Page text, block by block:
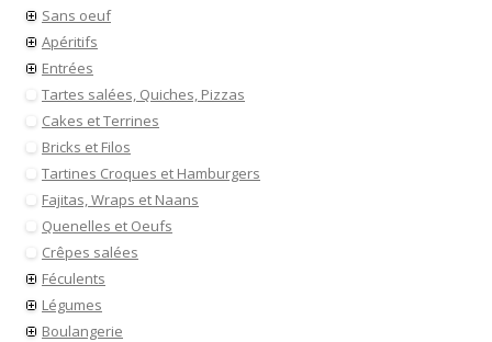
Sans oeuf
Apéritifs
Entrées
Tartes salées, Quiches, Pizzas
Cakes et Terrines
Bricks et Filos
Tartines Croques et Hamburgers
Fajitas, Wraps et Naans
Quenelles et Oeufs
Crêpes salées
Féculents
Légumes
Boulangerie